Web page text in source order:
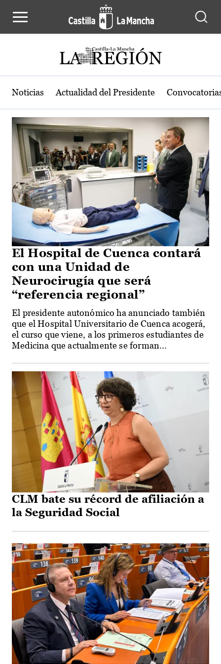
Actualidad de la región de Castilla-
Noticias Actualidad del Presidente
El Hospital de Cuenca contará
con una Unidad de
Neurocirugía que será
“referencia regional”
El presidente autonómico ha anunciado también
que el Hospital Universitario de Cuenca acogerá,
el curso que viene, a los primeros estudiantes de
Medicina que actualmente se forman...
CLM bate su récord de afiliación a
la Seguridad Social